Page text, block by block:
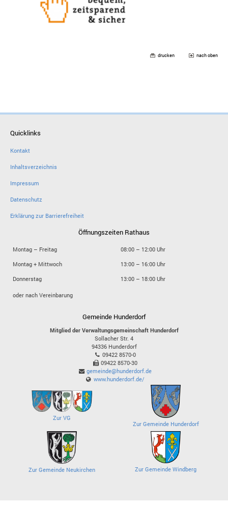
drucken nach oben
Quicklinks
Kontakt
Inhaltsverzeichnis
Impressum
Datenschutz
Erklärung zur Barrierefreiheit
Öffnungszeiten Rathaus
Montag – Freitag
08:00 – 12:00 Uhr
Montag + Mittwoch
13:00 – 16:00 Uhr
Donnerstag
13:00 – 18:00 Uhr
oder nach Vereinbarung
Gemeinde Hunderdorf
Mitglied der Verwaltungsgemeinschaft Hunderdorf
Sollacher Str. 4
94336 Hunderdorf
09422 8570-0
09422 8570-30
gemeinde@hunderdorf.de
www.hunderdorf.de/
Zur VG
Zur Gemeinde Hunderdorf
Zur Gemeinde Neukirchen Zur Gemeinde Windberg